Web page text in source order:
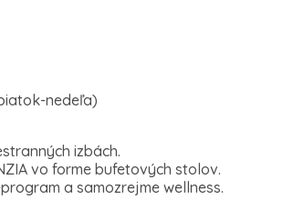
nedeľa)
izbách.
vo forme bufetových stolov.
a samozrejme wellness.